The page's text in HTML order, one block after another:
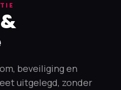
beveiliging en
uitgelegd, zonder